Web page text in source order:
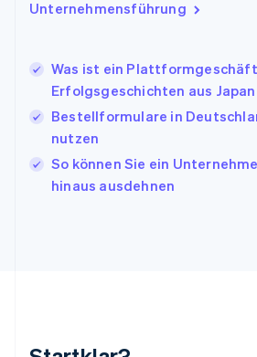
Unternehmensführung
Was ist ein
Erfolgsgeschichten aus Japan
Bestellformulare in
nutzen
So können Sie ein
hinaus ausdehnen
English
Japan
日本語
Kanada
EnglishFrançais
Kroatien
English Italiano
English